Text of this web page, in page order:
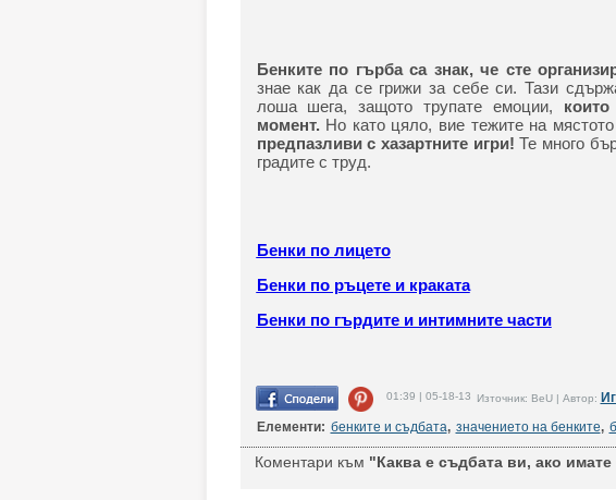
Бенките по гърба са знак, че сте
знае как да се грижи за себе си. Тази
лоша шега, защото трупате емоции,
момент.Но като цяло, вие тежите на
предпазливи с хазартните игри!Те много
градите с труд.
Бенки по лицето
Бенки по ръцете и краката
Бенки по гърдите и интимните части
01:39 | 05-18-13 Източник: BeU | Автор:
Елементи: бенките и съдбата, значението на бенките,
Коментари към "Каква е съдбата ви, ако